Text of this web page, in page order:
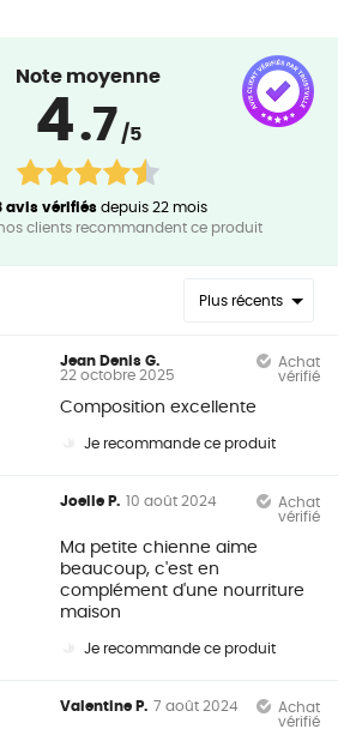
Note moyenne
4.7 /5
avis vérifiés depuis 22 mois
nos clients recommandent ce produit
Plus récents
Jean Denis G.
22 octobre 2025
Achat
vérifié
Composition excellente
Je recommande ce produit
Joelle P. 10 août 2024
Achat
vérifié
Ma petite chienne aime
beaucoup, c'est en
complément d'une nourriture
maison
Je recommande ce produit
Valentine P. 7 août 2024
Achat
vérifié